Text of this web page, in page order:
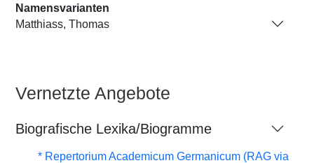
Namensvarianten
Matthiass, Thomas
Vernetzte Angebote
Biografische Lexika/Biogramme
* Repertorium Academicum Germanicum (RAG via